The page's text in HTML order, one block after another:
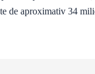
de aproximativ 34